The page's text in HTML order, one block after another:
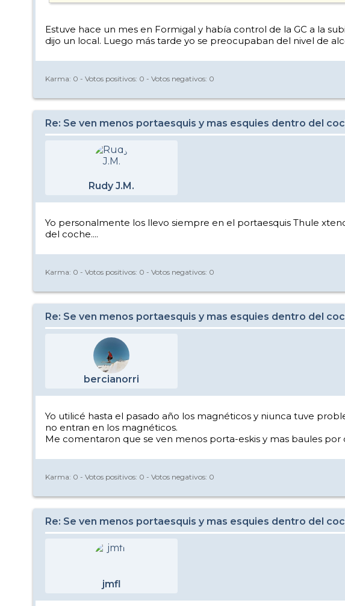
Estuve hace un mes en Formigal y había control de la GC a la
dijo un local. Luego más tarde yo se preocupaban del nivel de
Karma: 0 - Votos positivos: 0 - Votos negativos: 0
Re: Se ven menos portaesquis y mas esquies dentro del
Rudy J.M.
Yo personalmente los llevo siempre en el portaesquis Thule
del coche....
Karma: 0 - Votos positivos: 0 - Votos negativos: 0
Re: Se ven menos portaesquis y mas esquies dentro del
bercianorri
Yo utilicé hasta el pasado año los magnéticos y niunca tuve
no entran en los magnéticos.
Me comentaron que se ven menos porta-eskis y mas baules
Karma: 0 - Votos positivos: 0 - Votos negativos: 0
Re: Se ven menos portaesquis y mas esquies dentro del
jmfl